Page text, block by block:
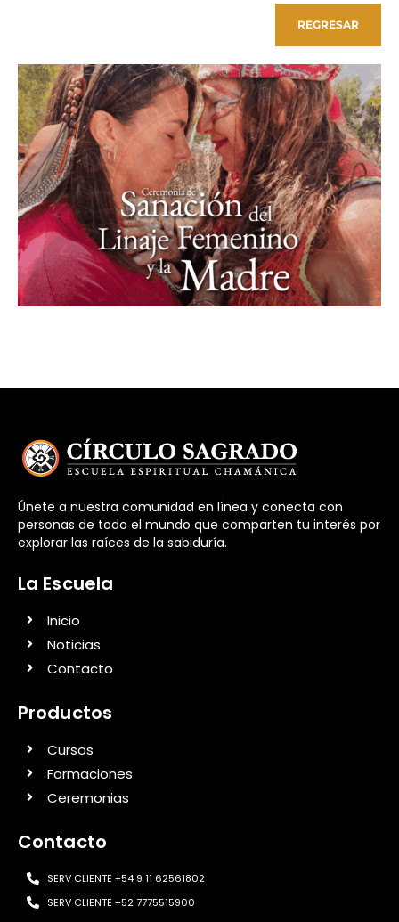
REGRESAR
Únete a nuestra comunidad en línea y conecta con
personas de todo el mundo que comparten tu interés por
explorar las raíces de la sabiduría.
La Escuela
Inicio
Noticias
Contacto
Productos
Cursos
Formaciones
Ceremonias
Contacto
SERV CLIENTE +54 9 11 62561802
SERV CLIENTE +52 7775515900